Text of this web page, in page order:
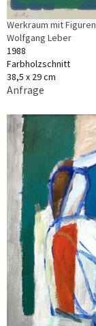
Werkraum mit Figuren
Wolfgang Leber
1988
Farbholzschnitt
38,5 x 29 cm
Anfrage